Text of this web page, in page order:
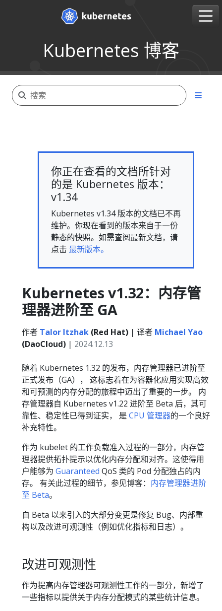
Kubernetes 博客
你正在查看的文档所针对
的是 Kubernetes 版本：
v1.34
Kubernetes v1.34 版本的文档已不再
维护。你现在看到的版本来自于一份
静态的快照。如需查阅最新文档，请
点击 最新版本。
Kubernetes v1.32：内存管
理器进阶至 GA
作者 Talor Itzhak (Red Hat) | 译者 Michael Yao
(DaoCloud) | 2024.12.13
随着 Kubernetes 1.32 的发布，内存管理器已进阶至
正式发布（GA）， 这标志着在为容器化应用实现高效
和可预测的内存分配的旅程中迈出了重要的一步。 内
存管理器自 Kubernetes v1.22 进阶至 Beta 后，其可
靠性、稳定性已得到证实， 是 CPU 管理器的一个良好
补充特性。
作为 kubelet 的工作负载准入过程的一部分，内存管
理器提供拓扑提示以优化内存分配和对齐。这使得用
户能够为 Guaranteed QoS 类的 Pod 分配独占的内
存。 有关此过程的细节，参见博客： 内存管理器进阶
至 Beta。
自 Beta 以来引入的大部分变更是修复 Bug、内部重
构以及改进可观测性（例如优化指标和日志）。
改进可观测性
作为提高内存管理器可观测性工作的一部分，新增了
一些指标以提供关于内存分配模式的某些统计信息。